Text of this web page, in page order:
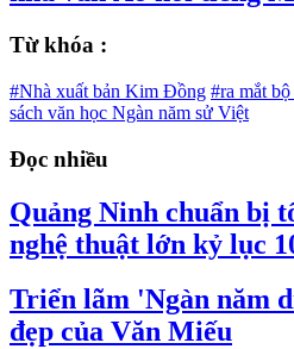
Từ khóa :
#Nhà xuất bản Kim Đồng #ra mắt
sách văn học Ngàn năm sử Việt
Đọc nhiều
Quảng Ninh chuẩn bị
nghệ thuật lớn kỷ lục
Triển lãm 'Ngàn năm
đẹp của Văn Miếu